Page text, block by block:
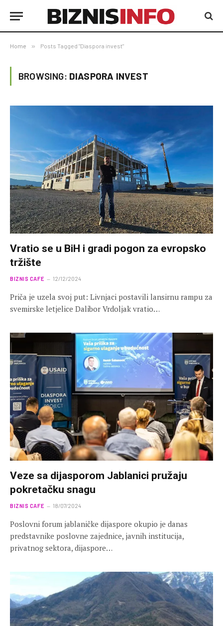
Home » Posts Tagged "Diaspora invest"
BROWSING: DIASPORA INVEST
Vratio se u BiH i gradi pogon za evropsko
tržište
BIZNIS CAFE 12/12/2024
Priča je uzela svoj put: Livnjaci postavili lansirnu rampu za
svemirske letjelice Dalibor Vrdoljak vratio…
Veze sa dijasporom Jablanici pružaju
pokretačku snagu
BIZNIS CAFE 18/07/2024
Poslovni forum jablaničke dijaspore okupio je danas
predstavnike poslovne zajednice, javnih institucija,
privatnog sektora, dijaspore…